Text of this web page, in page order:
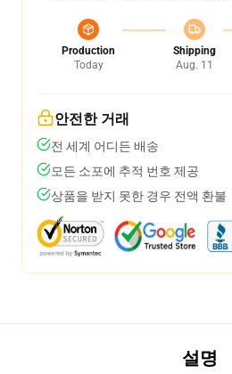
Production
Today
Shipping
Aug. 11
안전한 거래
전 세계 어디든 배송
모든 소포에 추적 번호 제공
상품을 받지 못한 경우 전액 환불
설명